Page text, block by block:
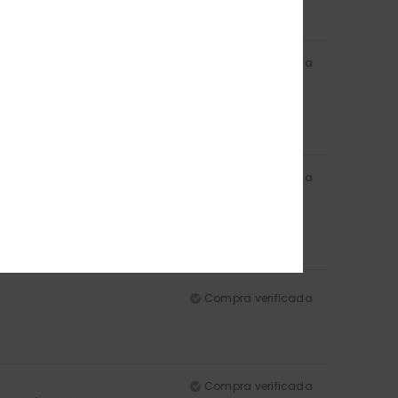
Compra verificada
Compra verificada
Compra verificada
Compra verificada